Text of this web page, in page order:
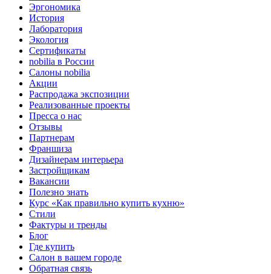
Эргономика
История
Лаборатория
Экология
Сертификаты
nobilia в России
Салоны nobilia
Акции
Распродажа экспозиции
Реализованные проекты
Пресса о нас
Отзывы
Партнерам
Франшиза
Дизайнерам интерьера
Застройщикам
Вакансии
Полезно знать
Курс «Как правильно купить кухню»
Cтили
Фактуры и тренды
Блог
Где купить
Салон в вашем городе
Обратная связь